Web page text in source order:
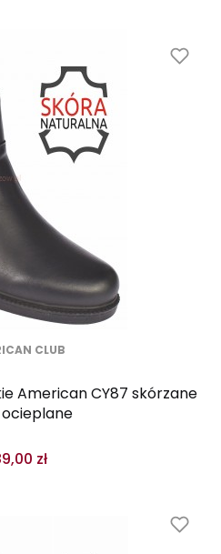
CLUB
American CY87 skórzane
zł